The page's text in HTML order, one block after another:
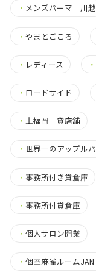
・ メンズパーマ 川越
・ やまとごころ
・ レディース ・
・ ロードサイド
・ 上福岡 貸店舗
・ 世界一のアップル
・ 事務所付き貸倉庫
・ 事務所付貸倉庫
・ 個人サロン開業
・ 個室麻雀ルームJAN